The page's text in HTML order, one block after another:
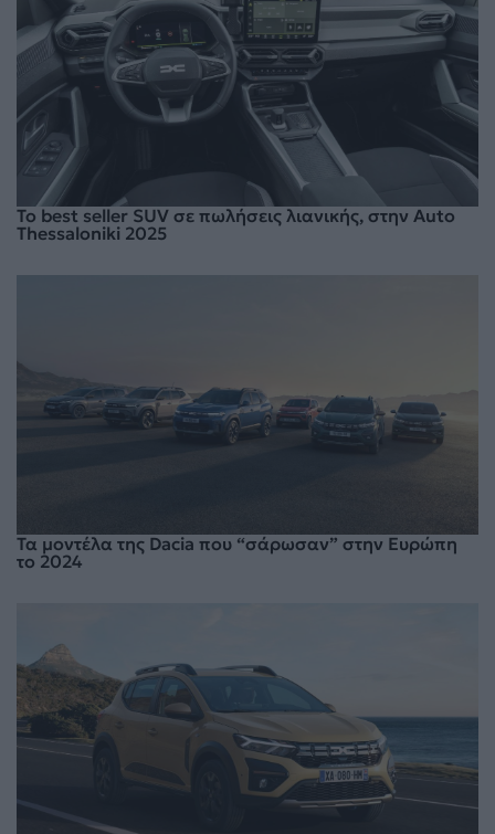
Το best seller SUV σε πωλήσεις λιανικής, στην Auto
Thessaloniki 2025
Τα μοντέλα της Dacia που “σάρωσαν” στην Ευρώπη
το 2024